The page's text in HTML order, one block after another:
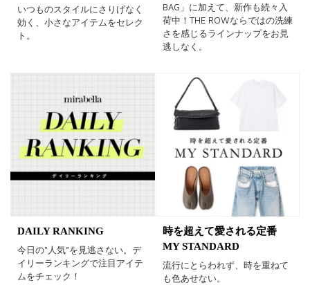
いつものスタイルにさりげなく
効く、小さなアイテムをセレク
ト。
BAG」に加えて、新作も続々入
荷中！THE ROWならではの洗練
さを感じるラインナップをお見
逃しなく。
DAILY RANKING
今日の“人気”を見逃さない。デ
イリーランキングで注目アイテ
ムをチェック！
時を超えて愛される定番
MY STANDARD
流行にとらわれず、時を重ねて
も色あせない。